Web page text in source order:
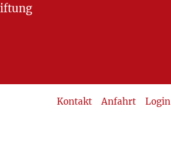
Kontakt Anfahrt Login